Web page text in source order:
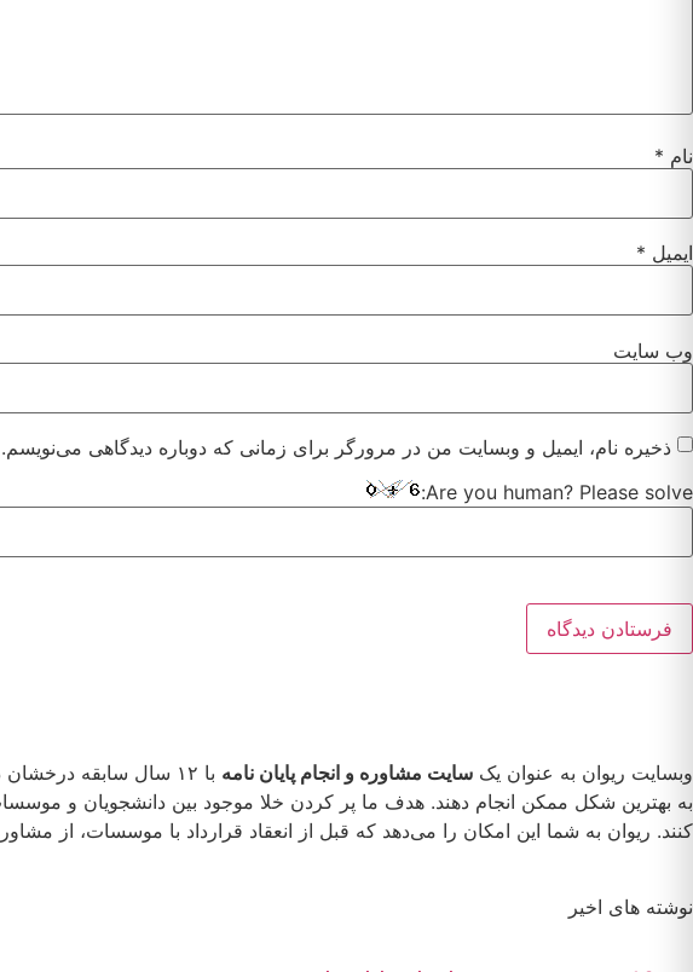
نام *
ایمیل *
وب‌ سایت
ذخیره نام، ایمیل و وبسایت من در مرورگر برای زمانی که دوباره دیدگاهی می‌نویسم.
Are you human? Please solve:
وبسایت ریوان به عنوان یک سایت مشاوره و انجام پایان نامه با ۱۲ سال سابقه درخشان در این زمینه، به دانشجویان کمک می‌کند تا با بهره‌گیری از
به بهترین شکل ممکن انجام دهند. هدف ما پر کردن خلا موجود بین دانشجویان و
کنند. ریوان به شما این امکان را می‌دهد که قبل از انعقاد قرارداد با موسسات، از
نوشته های اخیر